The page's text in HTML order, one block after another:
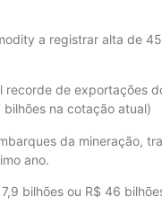
a registrar alta de
de exportações
na cotação atual)
da mineração,
ano.
bilhões ou R$ 46